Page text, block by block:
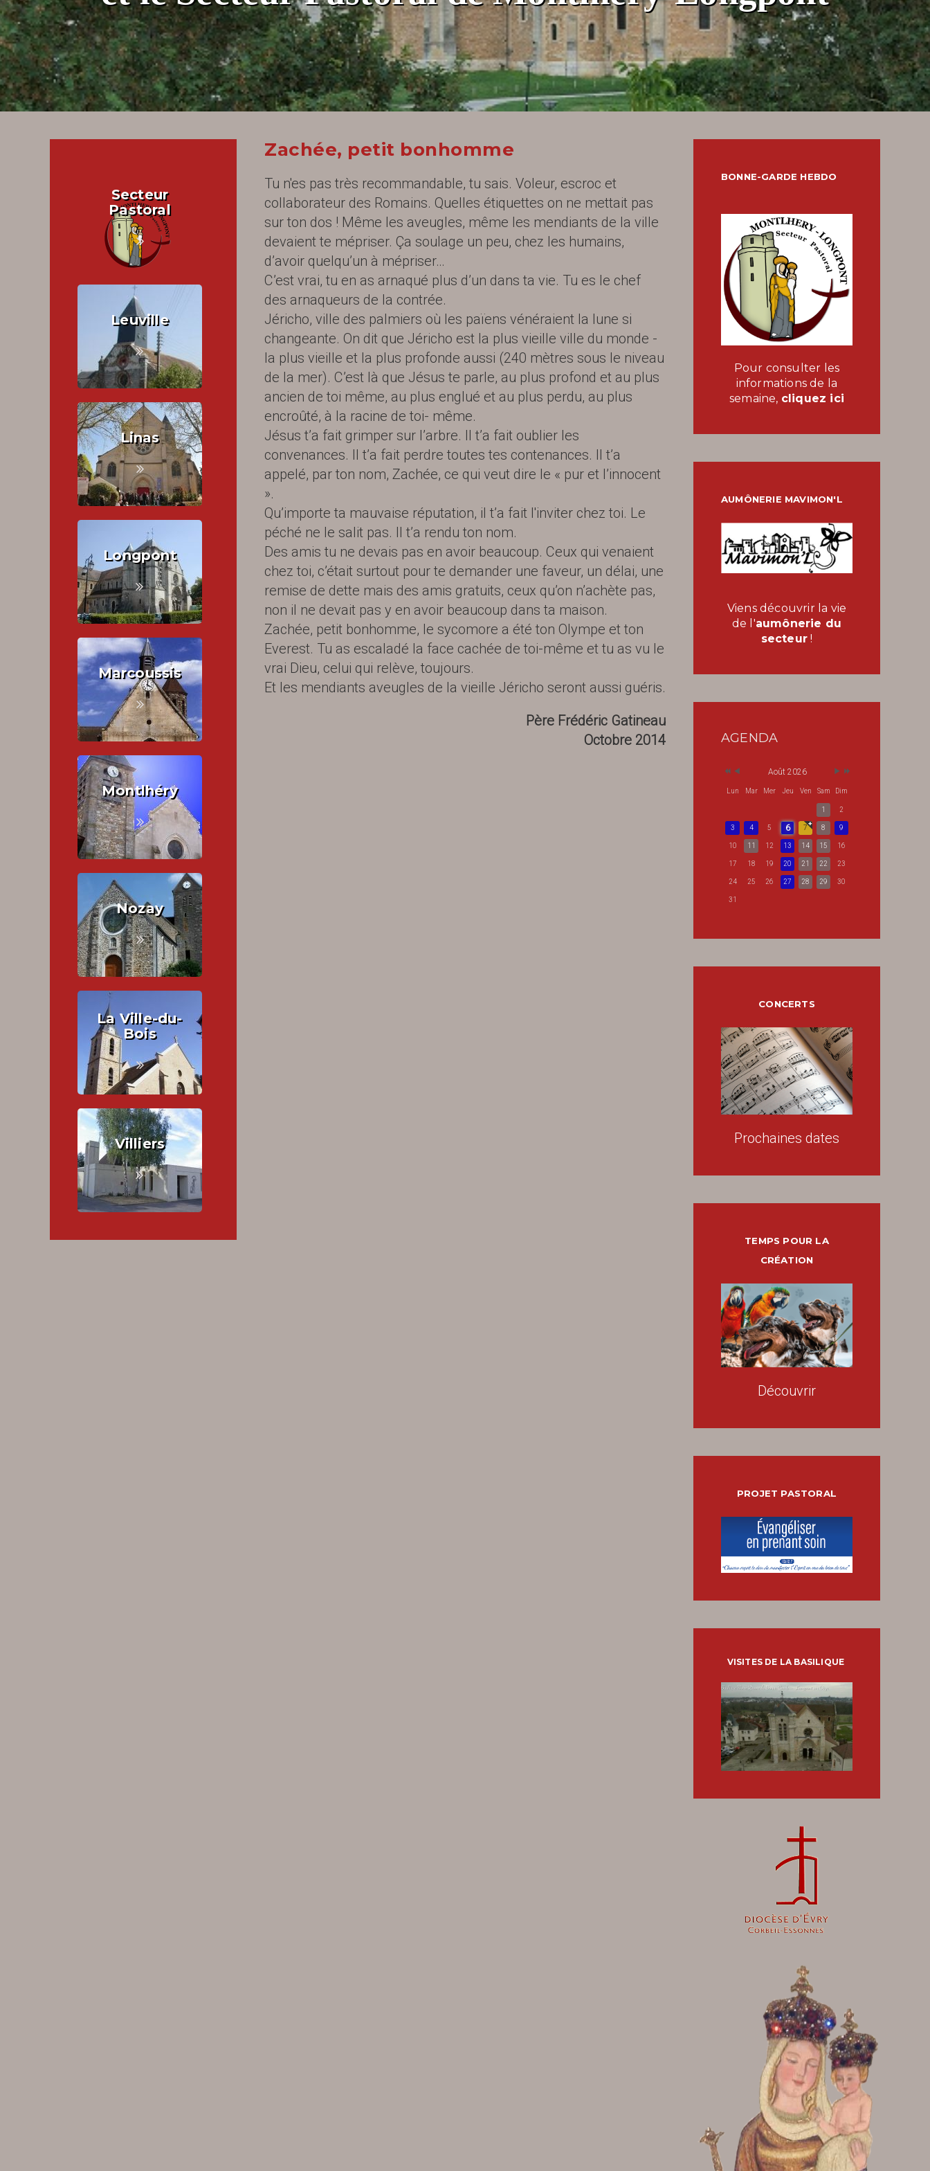
Zachée, petit bonhomme
Tu n'es pas très recommandable, tu sais. Voleur, escroc et
collaborateur des Romains. Quelles étiquettes on ne mettait pas
sur ton dos ! Même les aveugles, même les mendiants de la ville
devaient te mépriser. Ça soulage un peu, chez les humains,
d’avoir quelqu’un à mépriser…
C’est vrai, tu en as arnaqué plus d’un dans ta vie. Tu es le chef
des arnaqueurs de la contrée.
Jéricho, ville des palmiers où les païens vénéraient la lune si
changeante. On dit que Jéricho est la plus vieille ville du monde -
la plus vieille et la plus profonde aussi (240 mètres sous le niveau
de la mer). C’est là que Jésus te parle, au plus profond et au plus
ancien de toi même, au plus englué et au plus perdu, au plus
encroûté, à la racine de toi- même.
Jésus t’a fait grimper sur l’arbre. Il t’a fait oublier les
convenances. Il t’a fait perdre toutes tes contenances. Il t’a
appelé, par ton nom, Zachée, ce qui veut dire le « pur et l’innocent
».
Qu’importe ta mauvaise réputation, il t’a fait l'inviter chez toi. Le
péché ne le salit pas. Il t’a rendu ton nom.
Des amis tu ne devais pas en avoir beaucoup. Ceux qui venaient
chez toi, c’était surtout pour te demander une faveur, un délai, une
remise de dette mais des amis gratuits, ceux qu’on n’achète pas,
non il ne devait pas y en avoir beaucoup dans ta maison.
Zachée, petit bonhomme, le sycomore a été ton Olympe et ton
Everest. Tu as escaladé la face cachée de toi-même et tu as vu le
vrai Dieu, celui qui relève, toujours.
Et les mendiants aveugles de la vieille Jéricho seront aussi guéris.
Père Frédéric Gatineau
Octobre 2014
Secteur
Pastoral
Leuville
Linas
Longpont
Marcoussis
Montlhéry
Nozay
La Ville-du-
Bois
Villiers
BONNE-GARDE HEBDO
Pour consulter les
informations de la
semaine, cliquez ici
AUMÔNERIE MAVIMON'L
Viens découvrir la vie
de l'aumônerie du
secteur !
AGENDA
Août 2026
Lun Mar Mer Jeu Ven Sam Dim
1 2
3 4 5 6 7 8 9
10 11 12 13 14 15 16
17 18 19 20 21 22 23
24 25 26 27 28 29 30
31
CONCERTS
Prochaines dates
TEMPS POUR LA
CRÉATION
Découvrir
PROJET PASTORAL
VISITES DE LA BASILIQUE